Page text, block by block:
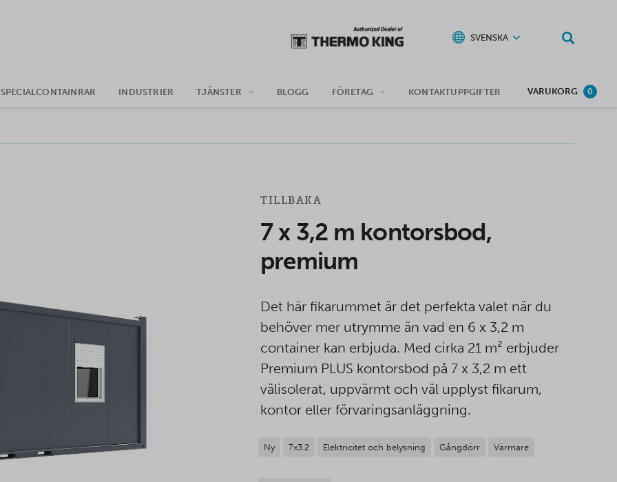
SVENSKA
SPECIALCONTAINRAR INDUSTRIER TJÄNSTER BLOGG FÖRETAG KONTAKTUPPGIFTER VARUKORG 0
TILLBAKA
7 x 3,2 m kontorsbod,
premium
Det här fikarummet är det perfekta valet när du
behöver mer utrymme än vad en 6 x 3,2 m
container kan erbjuda. Med cirka 21 m² erbjuder
Premium PLUS kontorsbod på 7 x 3,2 m ett
välisolerat, uppvärmt och väl upplyst fikarum,
kontor eller förvaringsanläggning.
Ny 7x3.2 Elektricitet och belysning Gångdörr Värmare